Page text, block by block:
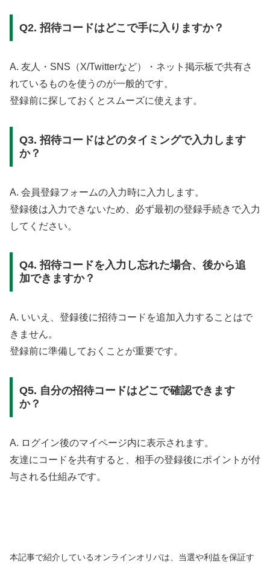
Q2. 招待コードはどこで手に入りますか？
A. 友人・SNS（X/Twitterなど）・ネット掲示板で共有さ
れているものを使うのが一般的です。
登録前に探しておくとスムーズに使えます。
Q3. 招待コードはどのタイミングで入力します
か？
A. 会員登録フォームの入力時に入力します。
登録後は入力できないため、必ず最初の登録手続きで入力
してください。
Q4. 招待コードを入力し忘れた場合、後から追
加できますか？
A. いいえ、登録後に招待コードを追加入力することはで
きません。
登録前に準備しておくことが重要です。
Q5. 自分の招待コードはどこで確認できます
か？
A. ログイン後のマイページ内に表示されます。
友達にコードを共有すると、相手の登録後にポイントが付
与される仕組みです。
本記事で紹介しているオンラインオリパは、当選や利益を保証す